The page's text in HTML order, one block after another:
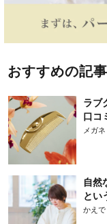
おすすめの記事
ラブ
口コ
メガネ
自然
とい
かえで